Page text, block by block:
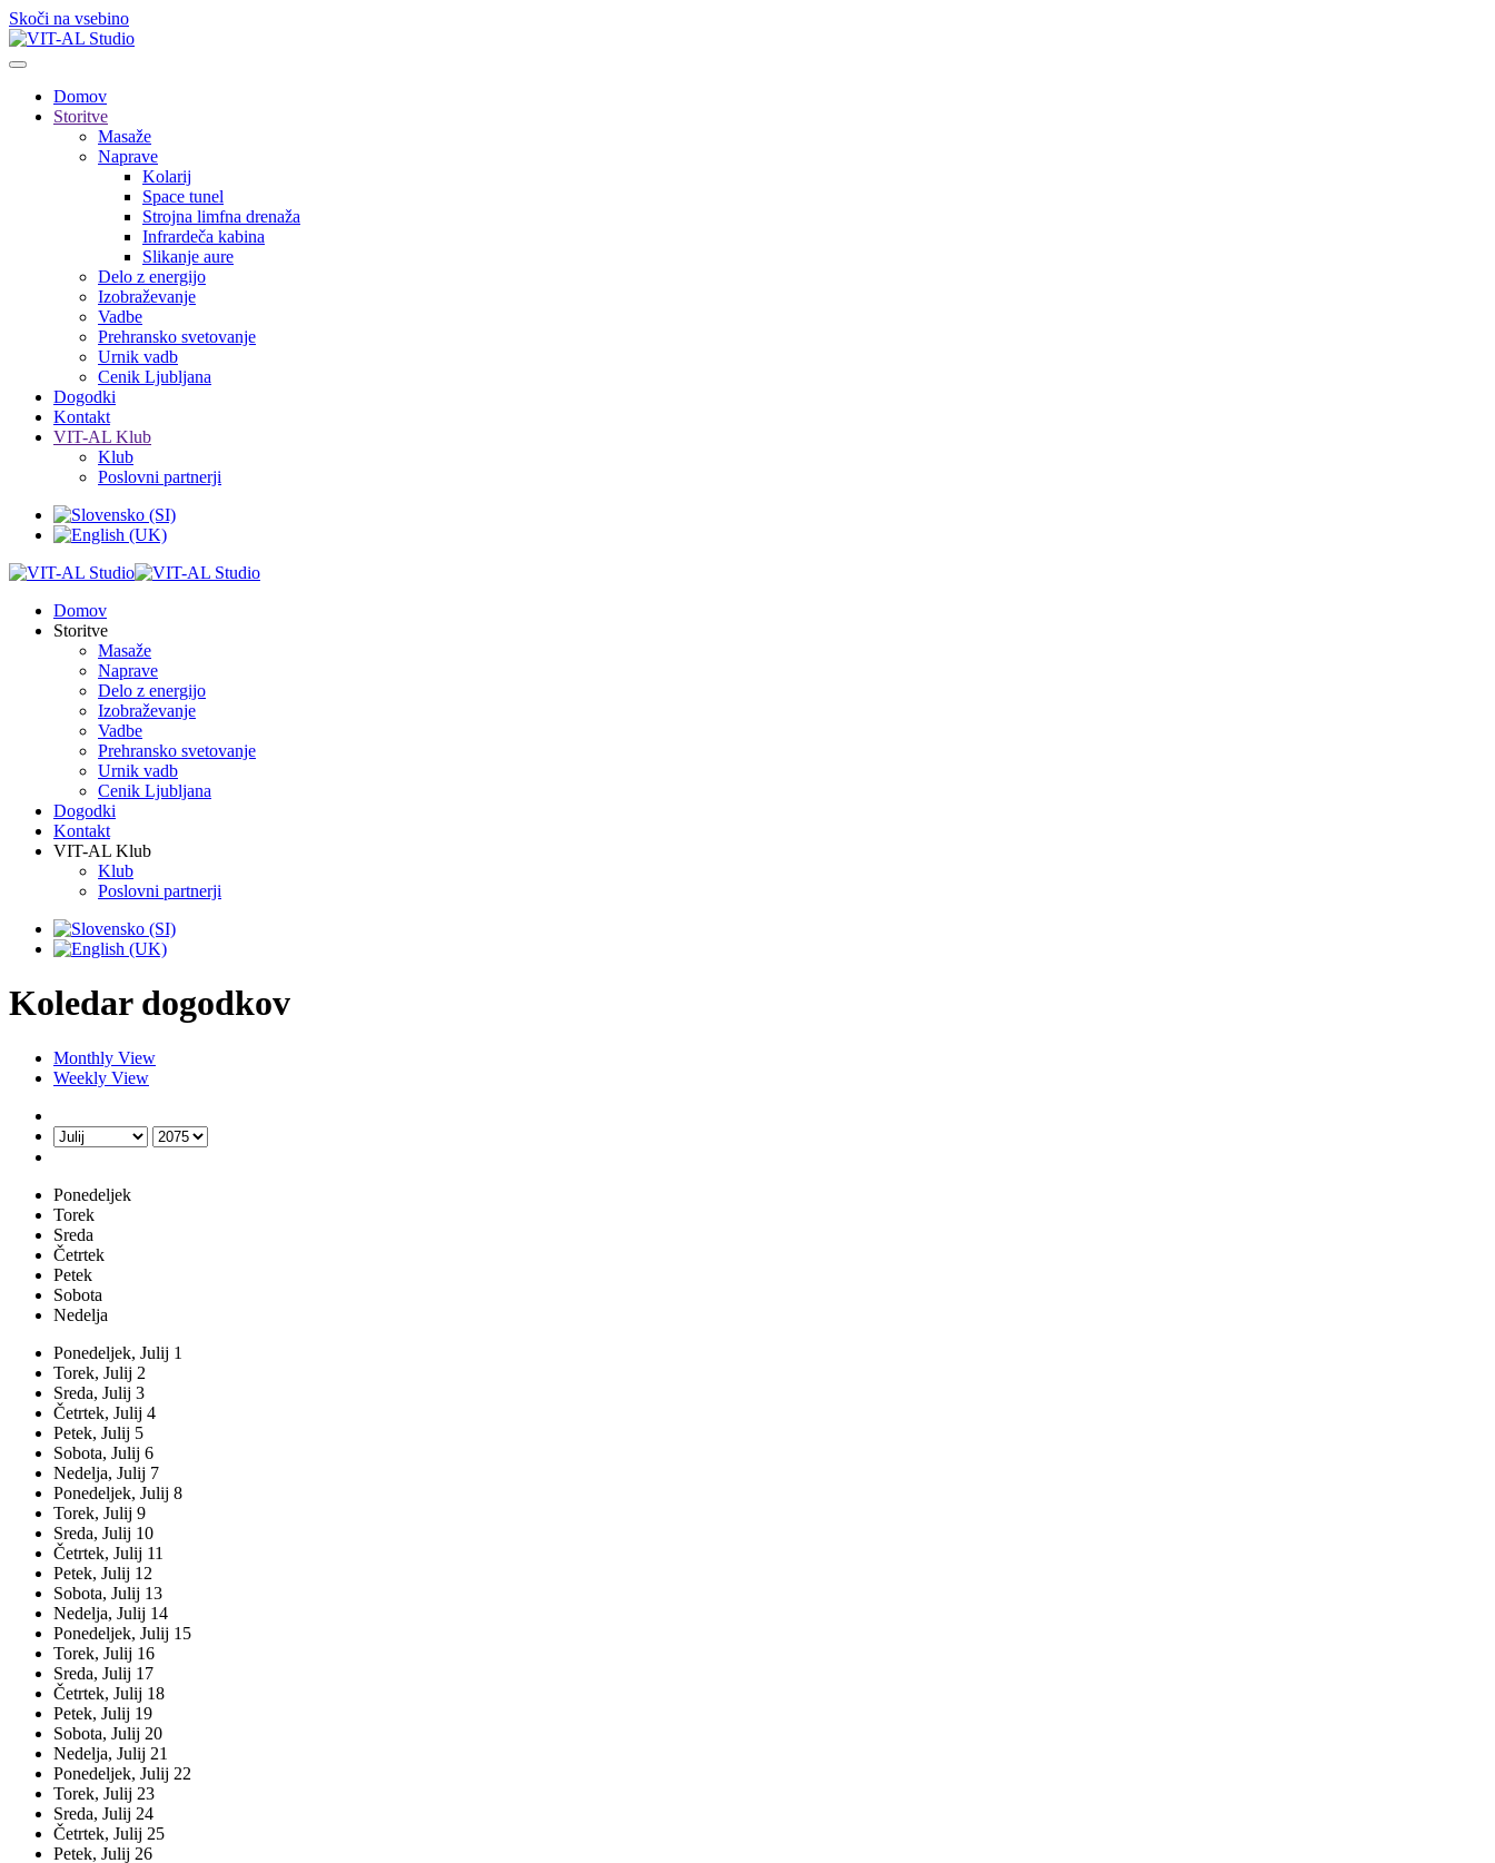
Skoči na vsebino
Domov
Storitve
Masaže
Naprave
Kolarij
Space tunel
Strojna limfna drenaža
Infrardeča kabina
Slikanje aure
Delo z energijo
Izobraževanje
Vadbe
Prehransko svetovanje
Urnik vadb
Cenik Ljubljana
Dogodki
Kontakt
VIT-AL Klub
Klub
Poslovni partnerji
Domov
Storitve
Masaže
Naprave
Delo z energijo
Izobraževanje
Vadbe
Prehransko svetovanje
Urnik vadb
Cenik Ljubljana
Dogodki
Kontakt
VIT-AL Klub
Klub
Poslovni partnerji
Koledar dogodkov
Monthly View
Weekly View
Ponedeljek
Torek
Sreda
Četrtek
Petek
Sobota
Nedelja
Ponedeljek, Julij 1
Torek, Julij 2
Sreda, Julij 3
Četrtek, Julij 4
Petek, Julij 5
Sobota, Julij 6
Nedelja, Julij 7
Ponedeljek, Julij 8
Torek, Julij 9
Sreda, Julij 10
Četrtek, Julij 11
Petek, Julij 12
Sobota, Julij 13
Nedelja, Julij 14
Ponedeljek, Julij 15
Torek, Julij 16
Sreda, Julij 17
Četrtek, Julij 18
Petek, Julij 19
Sobota, Julij 20
Nedelja, Julij 21
Ponedeljek, Julij 22
Torek, Julij 23
Sreda, Julij 24
Četrtek, Julij 25
Petek, Julij 26